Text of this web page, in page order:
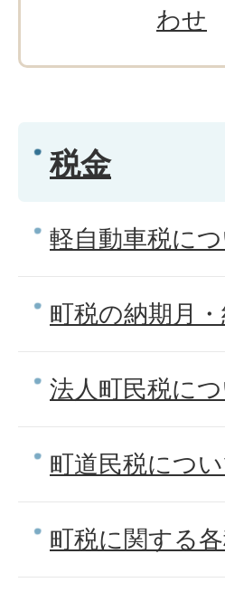
わせ
税金
軽自動車税に
町税の納期月
法人町民税に
町道民税につ
町税に関する